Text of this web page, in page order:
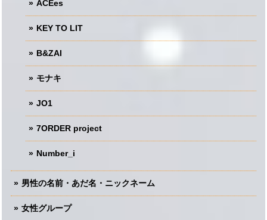
ACEes
KEY TO LIT
B&ZAI
モナキ
JO1
7ORDER project
Number_i
男性の名前・あだ名・ニックネーム
女性グループ